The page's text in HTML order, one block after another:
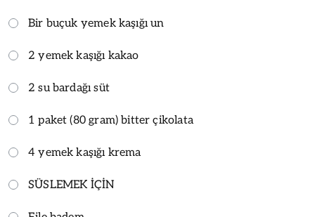
Bir buçuk yemek kaşığı un
2 yemek kaşığı kakao
2 su bardağı süt
1 paket (80 gram) bitter çikolata
4 yemek kaşığı krema
SÜSLEMEK İÇİN